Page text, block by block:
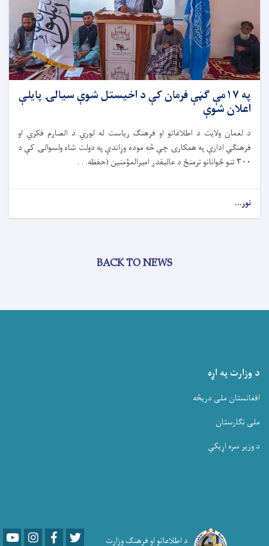
په ۱۷مې ګڼې فرمان کې د اخیستل شوې سیالۍ پایلې
اعلان شوې
د لغمان ولایت د اطلاعاتو او فرهنګ ریاست له لوري د الصارم فکري او
فرهنګي ادارې په همکارۍ چې څه موده وړاندې په دولت شاه ولسوالۍ کې د
۳۰۰ تنو ځوانانو ترمنځ د عالیقدر امیرالمؤمنین (حفظه. . .
نور...
BACK TO NEWS
د وزارت په اړه
افغانستان ملی دریڅه
ملی نگارستان
د وزیر سره اړیکې
د اطلاعاتو او فرهنګ وزارت YoutubeLinkedInFacebook